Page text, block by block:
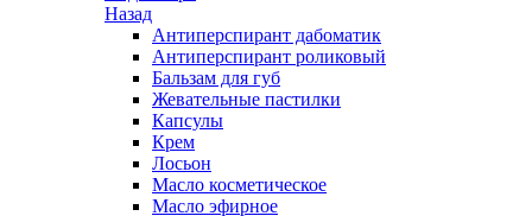
Назад
Антиперспирант дабоматик
Антиперспирант роликовый
Бальзам для губ
Жевательные пастилки
Капсулы
Крем
Лосьон
Масло косметическое
Масло эфирное